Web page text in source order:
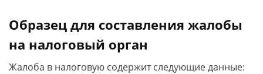
Образец для составления жалобы
на налоговый орган
Жалоба в налоговую содержит следующие данные: